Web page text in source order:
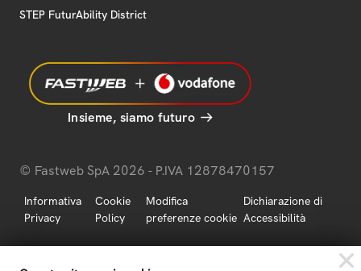
STEP FuturAbility District
Insieme, siamo futuro
© Fastweb SpA 2026 - P.IVA 12878470157
Informativa
Privacy
Cookie
Policy
Modifica
preferenze cookie
Dichiarazione di
Accessibilità